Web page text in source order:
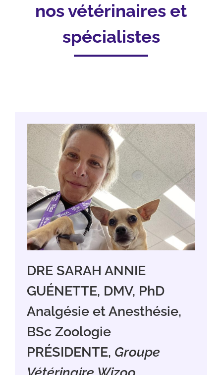
nos vétérinaires et
spécialistes
DRE SARAH ANNIE
GUÉNETTE, DMV, PhD
Analgésie et Anesthésie,
BSc Zoologie
PRÉSIDENTE, Groupe